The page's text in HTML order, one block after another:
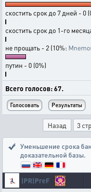
скостить срок до 7 дней - 0
скостить срок до 1-го
не прощать - 2 (10%:
путин - 0 (0%)
Всего голосов: 67.
Назад 3
Уменьшение срока
доказательной базы.
|PR|PreF